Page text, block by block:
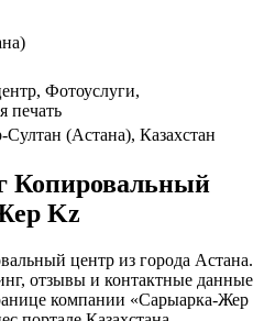
Фотоуслуги,
печать
(Астана), Казахстан
Копировальный
Kz
центр из города Астана.
отзывы и контактные данные
компании «Сарыарка-Жер